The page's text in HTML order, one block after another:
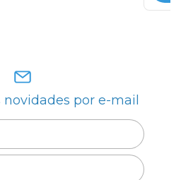
novidades por e-mail